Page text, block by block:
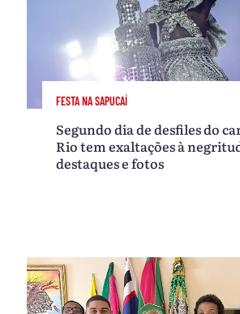
FESTA NA SAPUCAÍ
Segundo dia de desfiles do
Rio tem exaltações à
destaques e fotos